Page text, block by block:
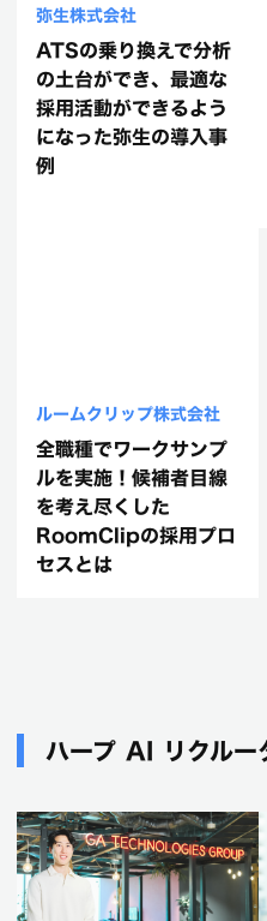
弥生株式会社
ATSの乗り換えで分析
の土台ができ、最適な
採用活動ができるよう
になった弥生の導入事
例
ルームクリップ株式会社
全職種でワークサンプ
ルを実施！候補者目線
を考え尽くした
RoomClipの採用プロ
セスとは
ハープ AI リクルー